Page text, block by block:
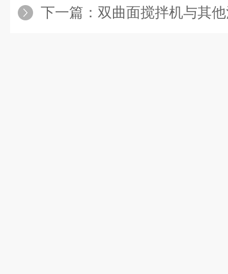
下一篇： 双曲面搅拌机与其他混